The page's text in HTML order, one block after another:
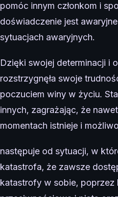
pomóc innym członkom i
doświadczenie jest
sytuacjach awaryjnych.
Dzięki swojej determinacji i
rozstrzygnęła swoje
poczuciem winy w życiu.
innych, zagrażając, że
momentach istnieje i
następuje od sytuacji, w
katastrofa, że ​​zawsze
katastrofy w sobie, poprzez